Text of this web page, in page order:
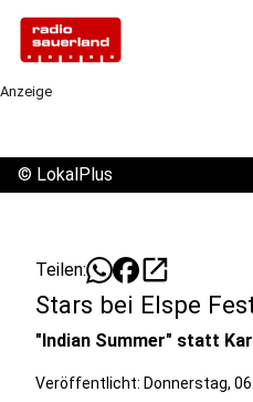
Anzeige
© LokalPlus
Teilen: open_in_new
Stars bei Elspe
"Indian Summer" statt
Veröffentlicht: Donnerstag,